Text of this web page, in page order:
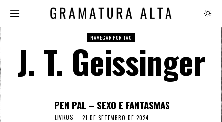
NAVEGAR POR TAG
J. T. Geissinger
PEN PAL – SEXO E FANTASMAS
LIVROS
21 DE SETEMBRO DE 2024